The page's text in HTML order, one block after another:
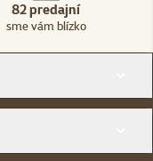
82 predajní
sme vám blízko